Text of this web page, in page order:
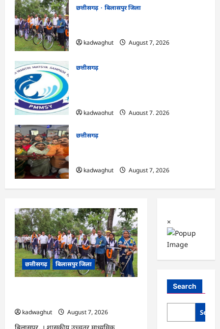
छत्तीसगढ़
बिलासपुर जिला
kadwaghut
August 7, 2026
छत्तीसगढ़
kadwaghut
August 7, 2026
छत्तीसगढ़
kadwaghut
August 7, 2026
छत्तीसगढ़ बिलासपुर जिला
kadwaghut
August 7, 2026
×
Search